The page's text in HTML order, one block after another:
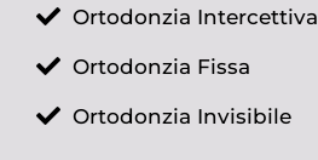
Ortodonzia Intercettiva
Ortodonzia Fissa
Ortodonzia Invisibile